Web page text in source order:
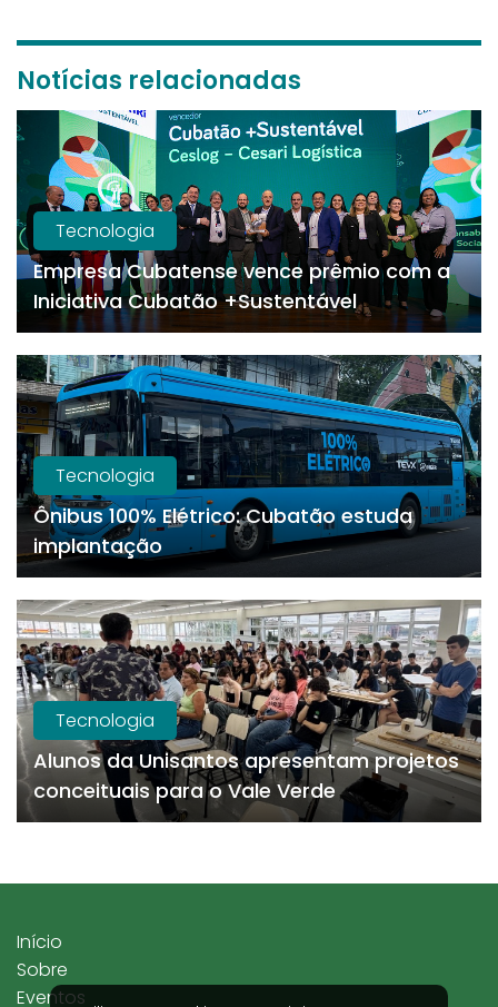
Notícias relacionadas
Tecnologia
Empresa Cubatense vence prêmio com a
Iniciativa Cubatão +Sustentável
Tecnologia
Ônibus 100% Elétrico: Cubatão estuda
implantação
Tecnologia
Alunos da Unisantos apresentam projetos
conceituais para o Vale Verde
Início
Sobre
Eventos